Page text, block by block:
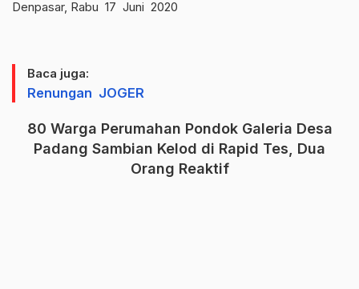
Denpasar, Rabu 17 Juni 2020
Baca juga:
Renungan JOGER
80 Warga Perumahan Pondok Galeria Desa
Padang Sambian Kelod di Rapid Tes, Dua
Orang Reaktif